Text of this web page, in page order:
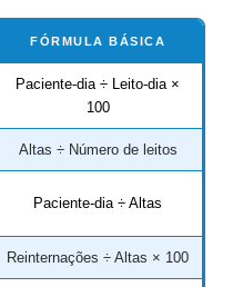
FÓRMULA BÁSICA
Paciente-dia ÷ Leito-dia ×
100
Altas ÷ Número de leitos
Paciente-dia ÷ Altas
Reinternações ÷ Altas × 100